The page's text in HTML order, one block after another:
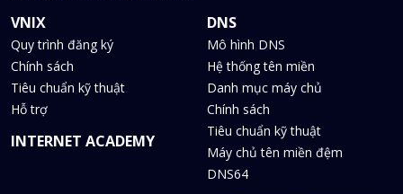
VNIX
Quy trình đăng ký
Chính sách
Tiêu chuẩn kỹ thuật
Hỗ trợ
INTERNET ACADEMY
DNS
Mô hình DNS
Hệ thống tên miền
Danh mục máy chủ
Chính sách
Tiêu chuẩn kỹ thuật
Máy chủ tên miền đệm
DNS64